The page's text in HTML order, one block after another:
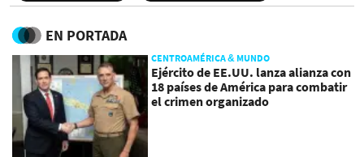
EN PORTADA
CENTROAMÉRICA & MUNDO
Ejército de EE.UU. lanza alianza con
18 países de América para combatir
el crimen organizado